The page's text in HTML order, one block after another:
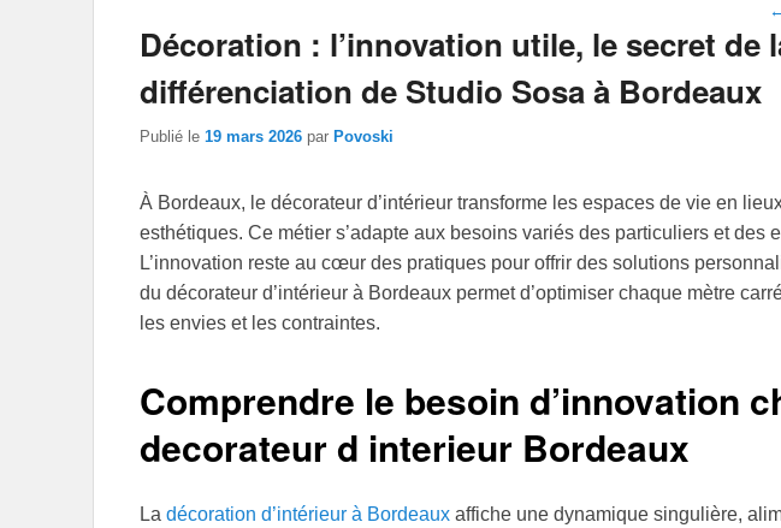
Décoration : l’innovation utile, le secret de
différenciation de Studio Sosa à Bordeaux
Publié le 19 mars 2026 par Povoski
À Bordeaux, le décorateur d’intérieur transforme les espaces de vie en
esthétiques. Ce métier s’adapte aux besoins variés des particuliers et des
L’innovation reste au cœur des pratiques pour offrir des solutions
du décorateur d’intérieur à Bordeaux permet d’optimiser chaque mètre
les envies et les contraintes.
Comprendre le besoin d’innovation
decorateur d interieur Bordeaux
La décoration d’intérieur à Bordeaux affiche une dynamique singulière,